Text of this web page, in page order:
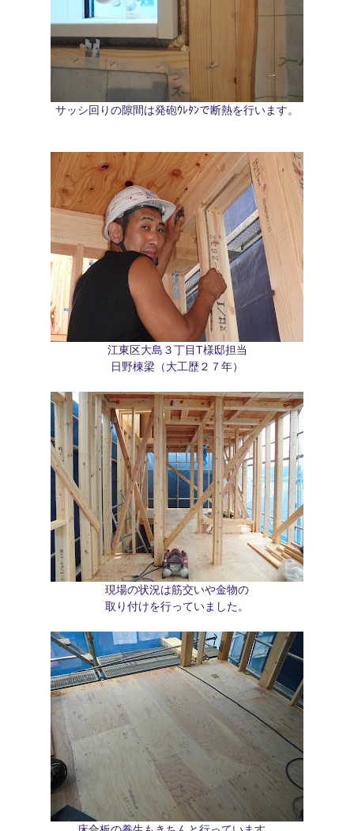
サッシ回りの隙間は発砲ｳﾚﾀﾝで断熱を行います。
江東区大島３丁目T様邸担当
日野棟梁（大工歴２７年）
現場の状況は筋交いや金物の
取り付けを行っていました。